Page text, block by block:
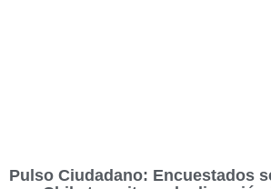
Pulso Ciudadano: Encuestados